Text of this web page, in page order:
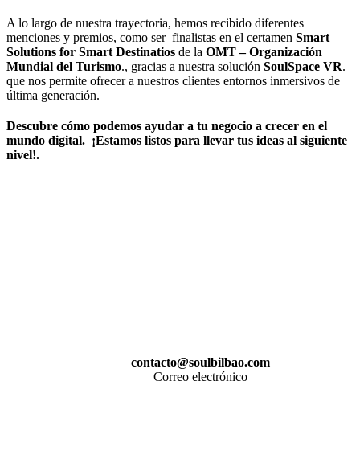
A lo largo de nuestra trayectoria, hemos recibido diferentes
menciones y premios, como ser finalistas en el certamen Smart
Solutions for Smart Destinatios de la OMT – Organización
Mundial del Turismo., gracias a nuestra solución SoulSpace VR.
que nos permite ofrecer a nuestros clientes entornos inmersivos de
última generación.
Descubre cómo podemos ayudar a tu negocio a crecer en el
mundo digital. ¡Estamos listos para llevar tus ideas al siguiente
nivel!.
contacto@soulbilbao.com
Correo electrónico